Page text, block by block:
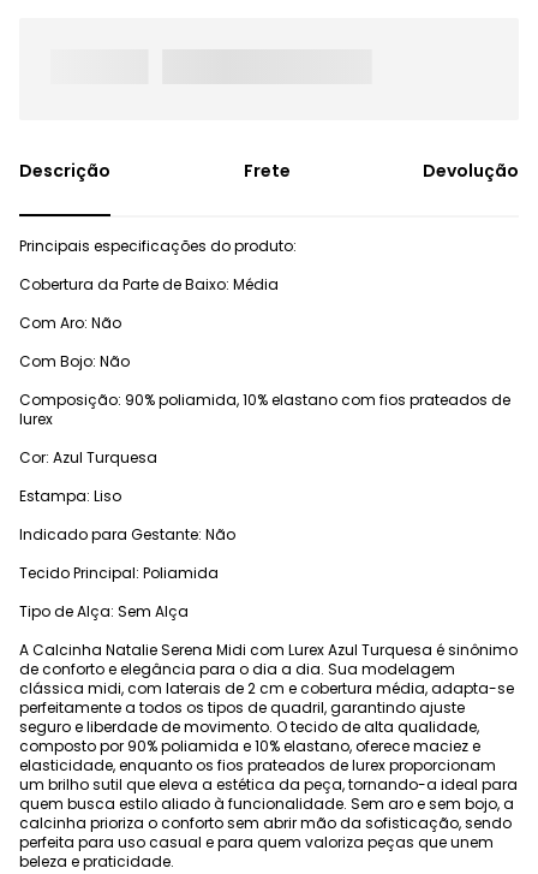
Frete Devolução
Principais especificações do produto:
Cobertura da Parte de Baixo: Média
Com Aro: Não
Com Bojo: Não
Composição: 90% poliamida, 10% elastano com fios prateados de
lurex
Cor: Azul Turquesa
Estampa: Liso
Indicado para Gestante: Não
Tecido Principal: Poliamida
Tipo de Alça: Sem Alça
A Calcinha Natalie Serena Midi com Lurex Azul Turquesa é sinônimo
de conforto e elegância para o dia a dia. Sua modelagem
clássica midi, com laterais de 2 cm e cobertura média, adapta-se
perfeitamente a todos os tipos de quadril, garantindo ajuste
seguro e liberdade de movimento. O tecido de alta qualidade,
composto por 90% poliamida e 10% elastano, oferece maciez e
elasticidade, enquanto os fios prateados de lurex proporcionam
um brilho sutil que eleva a estética da peça, tornando-a ideal para
quem busca estilo aliado à funcionalidade. Sem aro e sem bojo, a
calcinha prioriza o conforto sem abrir mão da sofisticação, sendo
perfeita para uso casual e para quem valoriza peças que unem
beleza e praticidade.